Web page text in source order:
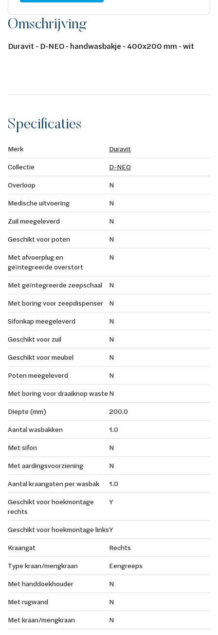
Omschrijving
Duravit - D-NEO - handwasbakje - 400x200 mm - wit
Specificaties
Merk
Duravit
Collectie
D-NEO
Overloop
N
Medische uitvoering
N
Zuil meegeleverd
N
Geschikt voor poten
N
Met afvoerplug en
geïntegreerde overstort
N
Met geïntegreerde zeepschaal
N
Met boring voor zeepdispenser
N
Sifonkap meegeleverd
N
Geschikt voor zuil
N
Geschikt voor meubel
N
Poten meegeleverd
N
Met boring voor draaiknop waste N
Diepte (mm)
200.0
Aantal wasbakken
1.0
Met sifon
N
Met aardingsvoorziening
N
Aantal kraangaten per wasbak
1.0
Geschikt voor hoekmontage
rechts
Y
Geschikt voor hoekmontage linksY
Kraangat
Rechts
Type kraan/mengkraan
Eengreeps
Met handdoekhouder
N
Met rugwand
N
Met kraan/mengkraan
N